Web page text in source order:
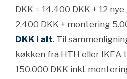
DKK = 14.400 DKK + 12
2.400 DKK + montering
DKK i alt. Til
køkken fra HTH eller IKEA
150.000 DKK inkl.